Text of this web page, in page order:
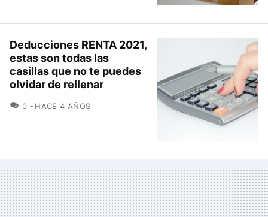
Deducciones RENTA 2021,
estas son todas las
casillas que no te puedes
olvidar de rellenar
0 COMENTARIOS
HACE 4 AÑOS